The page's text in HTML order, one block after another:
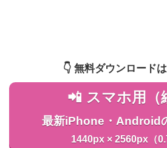
👇️ 無料ダウンロード
📲 スマホ用（
最新iPhone・Android
1440px × 2560px（